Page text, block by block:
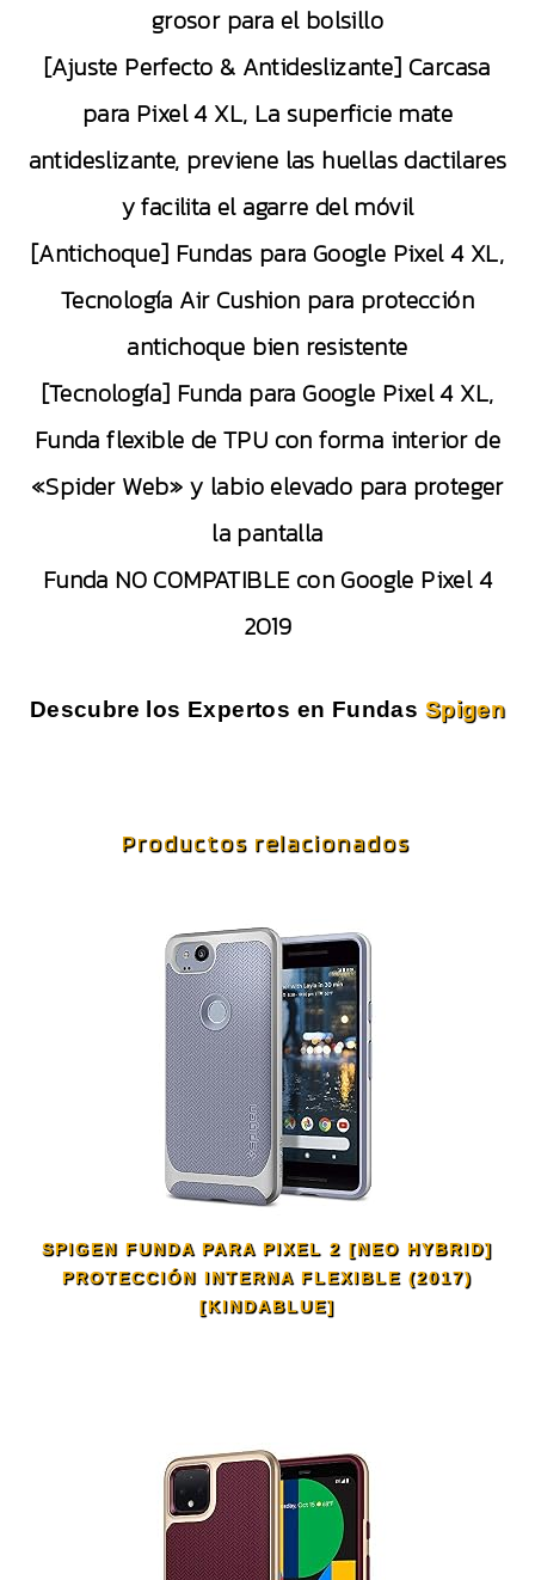
grosor para el bolsillo
[Ajuste Perfecto & Antideslizante] Carcasa
para Pixel 4 XL, La superficie mate
antideslizante, previene las huellas dactilares
y facilita el agarre del móvil
[Antichoque] Fundas para Google Pixel 4 XL,
Tecnología Air Cushion para protección
antichoque bien resistente
[Tecnología] Funda para Google Pixel 4 XL,
Funda flexible de TPU con forma interior de
«Spider Web» y labio elevado para proteger
la pantalla
Funda NO COMPATIBLE con Google Pixel 4
2019
Descubre los Expertos en Fundas Spigen
Productos relacionados
SPIGEN FUNDA PARA PIXEL 2 [NEO HYBRID]
PROTECCIÓN INTERNA FLEXIBLE (2017)
[KINDABLUE]